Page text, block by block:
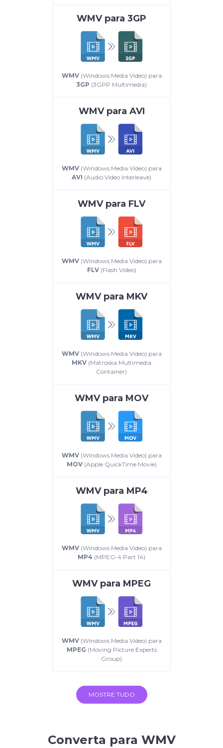
WMVpara 3GP
WMV(Windows Media Video) para
3GP (3GPP Multimedia)
WMVpara AVI
WMV(Windows Media Video) para
AVI (Audio Video Interleave)
WMVpara FLV
WMV(Windows Media Video) para
FLV(Flash Video)
WMVpara MKV
WMV(Windows Media Video) para
MKV (Matroska Multimedia
Container)
WMVpara MOV
WMV(Windows Media Video) para
MOV(Apple QuickTime Movie)
WMVpara MP4
WMV(Windows Media Video) para
MP4 (MPEG-4 Part 14)
WMVpara MPEG
WMV(Windows Media Video) para
MPEG (Moving Picture Experts
Group)
MOSTRE TUDO
Converta para WMV